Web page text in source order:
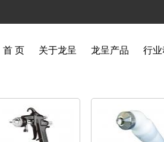
首 页 关于龙呈 龙呈产品 行